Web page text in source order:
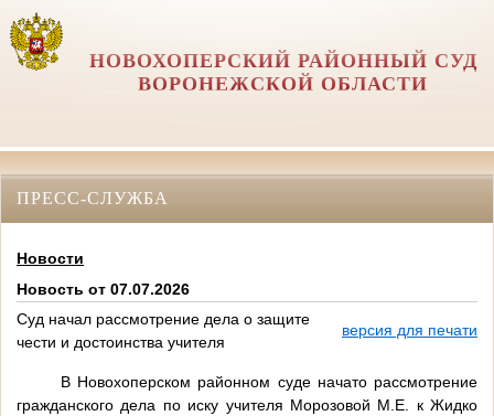
НОВОХОПЕРСКИЙ РАЙОННЫЙ СУД
ВОРОНЕЖСКОЙ ОБЛАСТИ
ПРЕСС-СЛУЖБА
Новости
Новость от 07.07.2026
Суд начал рассмотрение дела о защите
чести и достоинства учителя
версия для печати
В Новохоперском районном суде начато рассмотрение
гражданского дела по иску учителя Морозовой М.Е. к Жидко